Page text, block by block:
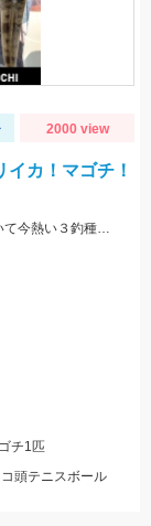
2000 view
イカ！マゴチ！
今週も常滑へ！キャプテンに色々ポイントを周って頂いて今熱い３釣種を釣ることができました！！大興奮！！！
チ1匹
頭テニスボール